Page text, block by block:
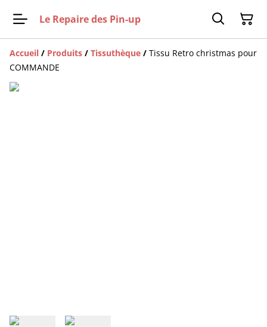
Le Repaire des Pin-up
Accueil / Produits / Tissuthèque / Tissu Retro christmas pour
COMMANDE